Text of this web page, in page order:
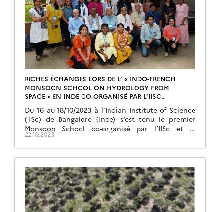
RICHES ÉCHANGES LORS DE L’ « INDO-FRENCH
MONSOON SCHOOL ON HYDROLOGY FROM
SPACE » EN INDE CO-ORGANISÉ PAR L’IISC
Du 16 au 18/10/2023 à l’Indian Institute of Science
(IISc) de Bangalore (Inde) s’est tenu le premier
Monsoon School co-organisé par l’IISc et le
CESBIO dédié à l’hydrologie spatiale. A cette
occasion, ce sont près de 40 étudiants et
chercheurs locaux qui ont pu bénéficier d’une
journée de présentations de scientifiques de l’IISc
et du […]
22.10.2023